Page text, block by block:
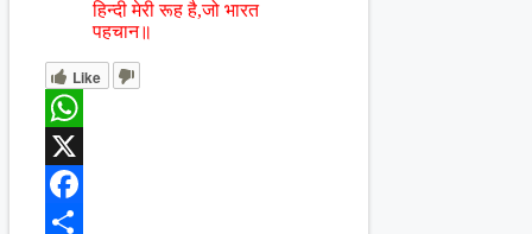
हिन्दी मेरी रूह है,जो भारत
पहचान॥
Like
WhatsApp
X
Facebook